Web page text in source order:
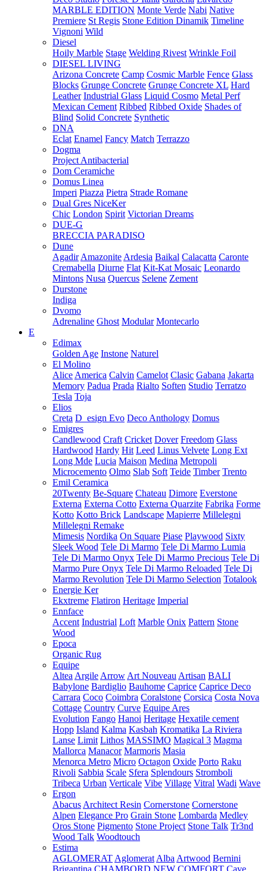
MARBLE EDITION Monte Verde Nabi Native
Premiere St Regis Stone Edition Dinamik Timeline
Vignoni Wild
Diesel
Hoily Marble Stage Welding Rivest Wrinkle Foil
DIESEL LIVING
Arizona Concrete Camp Cosmic Marble Fence Glass
Blocks Grunge Concrete Grunge Concrete XL Hard
Leather Industrial Glass Liquid Cosmo Metal Perf
Mexican Cement Ribbed Ribbed Oxide Shades of
Blind Solid Concrete Synthetic
DNA
Eclat Enamel Fancy Match Terrazzo
Dogma
Project Antibacterial
Dom Ceramiche
Domus Linea
Imperi Piazza Pietra Strade Romane
Dual Gres NiceKer
Chic London Spirit Victorian Dreams
DUE-G
BRECCIA PARADISO
Dune
Agadir Amazonite Ardesia Baikal Calacatta Caronte
Cremabella Diurne Flat Kit-Kat Mosaic Leonardo
Mintons Nusa Quercus Selene Zement
Durstone
Indiga
Dvomo
Adrenaline Ghost Modular Montecarlo
E
Edimax
Golden Age Instone Naturel
El Molino
Alice America Calvin Camelot Clasic Gabana Jakarta
Memory Padua Prada Rialto Soften Studio Terratzo
Tesla Toja
Elios
Creta D_esign Evo Deco Anthology Domus
Emigres
Candlewood Craft Cricket Dover Freedom Glass
Hardwood Hardy Hit Leed Linus Velvete Long Ext
Long Mde Lucia Maison Medina Metropoli
Microcemento Olmo Slab Soft Teide Timber Trento
Emil Ceramica
20Twenty Be-Square Chateau Dimore Everstone
Externa Externa Cotto Externa Quarzite Fabrika Forme
Kotto Kotto Brick Landscape Mapierre Millelegni
Millelegni Remake
Mimesis Nordika On Square Piase Playwood Sixty
Sleek Wood Tele Di Marmo Tele Di Marmo Lumia
Tele Di Marmo Onyx Tele Di Marmo Precious Tele Di
Marmo Pure Onyx Tele Di Marmo Reloaded Tele Di
Marmo Revolution Tele Di Marmo Selection Totalook
Energie Ker
Ekxtreme Flatiron Heritage Imperial
Ennface
Accent Industrial Loft Marble Onix Pattern Stone
Wood
Epoca
Organic Rug
Equipe
Altea Argile Arrow Art Nouveau Artisan BALI
Babylone Bardiglio Bauhome Caprice Caprice Deco
Carrara Coco Coimbra Coralstone Corsica Costa Nova
Cottage Country Curve Equipe Ares
Evolution Fango Hanoi Heritage Hexatile cement
Hopp Island Kalma Kasbah Kromatika La Riviera
Lanse Limit Lithos MASSIMO Magical 3 Magma
Mallorca Manacor Marmoris Masia
Menorca Metro Micro Octagon Oxide Porto Raku
Rivoli Sabbia Scale Sfera Splendours Stromboli
Tribeca Urban Verticale Vibe Village Vitral Wadi Wave
Ergon
Abacus Architect Resin Cornerstone Cornerstone
Alpen Elegance Pro Grain Stone Lombarda Medley
Oros Stone Pigmento Stone Project Stone Talk Tr3nd
Wood Talk Woodtouch
Estima
AGLOMERAT Aglomerat Alba Artwood Bernini